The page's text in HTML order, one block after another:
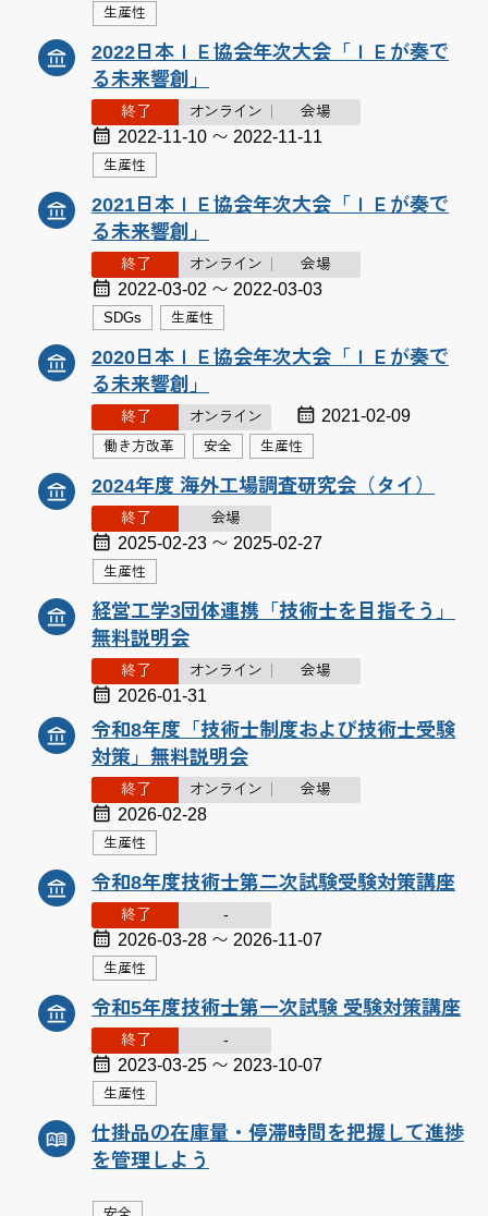
生産性
2022日本ＩＥ協会年次大会「ＩＥが奏で
る未来響創」
終了 オンライン 会場
2022-11-10 〜 2022-11-11
生産性
2021日本ＩＥ協会年次大会「ＩＥが奏で
る未来響創」
終了 オンライン 会場
2022-03-02 〜 2022-03-03
SDGs 生産性
2020日本ＩＥ協会年次大会「ＩＥが奏で
る未来響創」
終了 オンライン 2021-02-09
働き方改革 安全 生産性
2024年度 海外工場調査研究会（タイ）
終了 会場
2025-02-23 〜 2025-02-27
生産性
経営工学3団体連携「技術士を目指そう」
無料説明会
終了 オンライン 会場
2026-01-31
令和8年度「技術士制度および技術士受験
対策」無料説明会
終了 オンライン 会場
2026-02-28
生産性
令和8年度技術士第二次試験受験対策講座
終了 -
2026-03-28 〜 2026-11-07
生産性
令和5年度技術士第一次試験 受験対策講座
終了 -
2023-03-25 〜 2023-10-07
生産性
仕掛品の在庫量・停滞時間を把握して進捗
を管理しよう